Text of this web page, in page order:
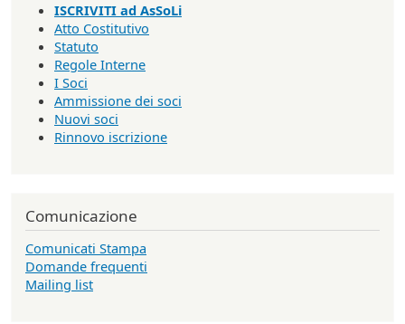
ISCRIVITI ad AsSoLi
Atto Costitutivo
Statuto
Regole Interne
I Soci
Ammissione dei soci
Nuovi soci
Rinnovo iscrizione
Comunicazione
Comunicati Stampa
Domande frequenti
Mailing list